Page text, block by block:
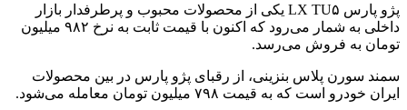
پژو پارس LX TU۵ یکی از محصولات محبوب و پرطرفدار بازار
داخلی به شمار می‌رود که اکنون با قیمت ثابت به نرخ ۹۸۲ میلیون
تومان به فروش می‌رسد.
سمند سورن پلاس بنزینی، از رقبای پژو پارس در بین محصولات
ایران‌ خودرو است که به قیمت ۷۹۸ میلیون تومان معامله می‌شود.